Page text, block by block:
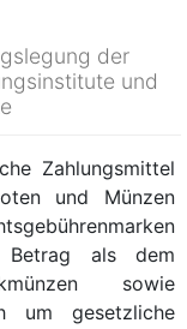
der
und
Zahlungsmittel
und Münzen
Betrag als dem
sowie
um gesetzliche